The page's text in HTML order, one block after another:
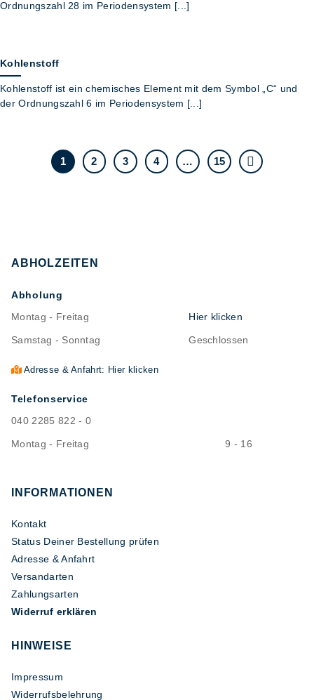
Ordnungszahl 28 im Periodensystem [...]
Kohlenstoff
Kohlenstoff ist ein chemisches Element mit dem Symbol „C“ und
der Ordnungszahl 6 im Periodensystem [...]
1 2 3 4 … 15
ABHOLZEITEN
Abholung
Montag - Freitag
Hier klicken
Samstag - Sonntag Geschlossen
Adresse & Anfahrt: Hier klicken
Telefonservice
040 2285 822 - 0
Montag - Freitag 9 - 16
INFORMATIONEN
Kontakt
Status Deiner Bestellung prüfen
Adresse & Anfahrt
Versandarten
Zahlungsarten
Widerruf erklären
HINWEISE
Impressum
Widerrufsbelehrung